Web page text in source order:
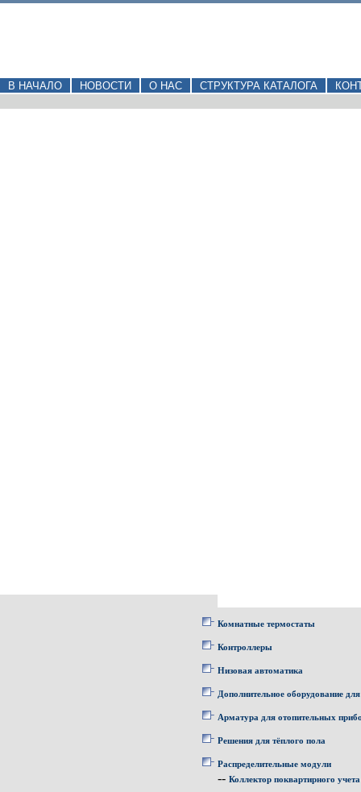
В НАЧАЛО НОВОСТИ О НАС СТРУКТУРА КАТАЛОГА
Комнатные термостаты
Контроллеры
Низовая автоматика
Дополнительное оборудование
Арматура для отопительных
Решения для тёплого пола
Распределительные модули
-- Коллектор поквартирного